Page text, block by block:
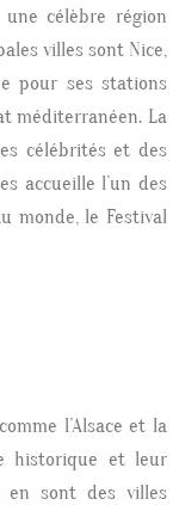
une célèbre région
villes sont Nice,
pour ses stations
méditerranéen. La
célébrités et des
accueille l’un des
monde, le Festival
l’Alsace et la
historique et leur
en sont des villes